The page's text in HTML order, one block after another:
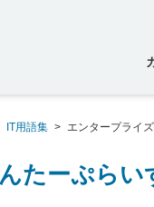
IT用語集 > エンタープライ
たーぷらい